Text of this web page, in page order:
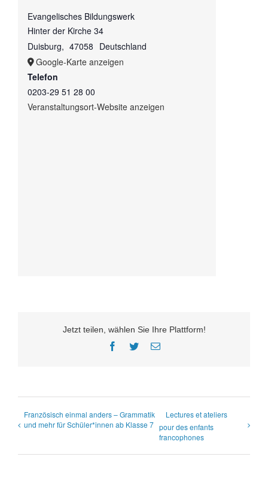
Evangelisches Bildungswerk
Hinter der Kirche 34
Duisburg, 47058 Deutschland
Google-Karte anzeigen
Telefon
0203-29 51 28 00
Veranstaltungsort-Website anzeigen
Jetzt teilen, wählen Sie Ihre Plattform!
Facebook
TwitterE-
Französisch einmal anders – Grammatik
und mehr für Schüler*innen ab Klasse 7
Lectures et ateliers
pour des enfants
francophones